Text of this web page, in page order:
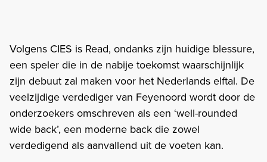
Volgens CIES is Read, ondanks zijn huidige blessure,
een speler die in de nabije toekomst waarschijnlijk
zijn debuut zal maken voor het Nederlands elftal. De
veelzijdige verdediger van Feyenoord wordt door de
onderzoekers omschreven als een ‘well-rounded
wide back’, een moderne back die zowel
verdedigend als aanvallend uit de voeten kan.